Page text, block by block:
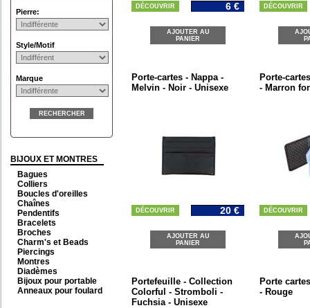
Pierre:
Style/Motif
Marque
RECHERCHER
BIJOUX ET MONTRES
Bagues
Colliers
Boucles d'oreilles
Chaînes
Pendentifs
Bracelets
Broches
Charm's et Beads
Piercings
Montres
Diadèmes
Bijoux pour portable
Anneaux pour foulard
DÉCOUVRIR 6 €
AJOUTER AU
PANIER
DÉCOUVRIR
Porte-cartes - Nappa -
Melvin - Noir - Unisexe
DÉCOUVRIR 20 €
AJOUTER AU
PANIER
Porte-
- Marron
DÉCOUVRIR
Portefeuille - Collection
Colorful - Stromboli -
Fuchsia - Unisexe
Porte
- Rouge